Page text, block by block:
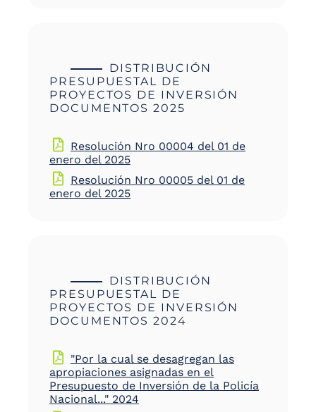
DISTRIBUCIÓN
PRESUPUESTAL DE
PROYECTOS DE INVERSIÓN
DOCUMENTOS 2025
Resolución Nro 00004 del 01 de
enero del 2025
Resolución Nro 00005 del 01 de
enero del 2025
DISTRIBUCIÓN
PRESUPUESTAL DE
PROYECTOS DE INVERSIÓN
DOCUMENTOS 2024
"Por la cual se desagregan las
apropiaciones asignadas en el
Presupuesto de Inversión de la Policía
Nacional..." 2024